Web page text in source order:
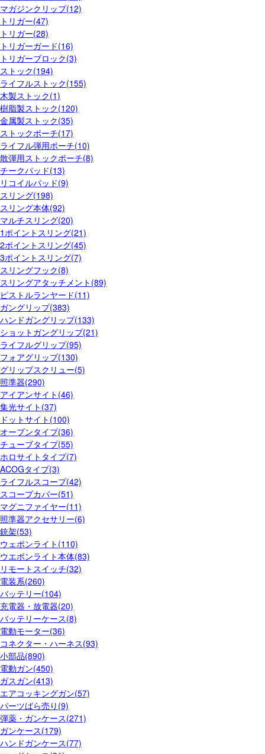
マガジンクリップ(12)
トリガー(47)
トリガー(28)
トリガーガード(16)
トリガーブロック(3)
ストック(194)
ライフルストック(155)
木製ストック(1)
樹脂製ストック(120)
金属製ストック(35)
ストックポーチ(17)
ライフル弾用ポーチ(10)
散弾用ストックポーチ(8)
チークパッド(13)
リコイルパッド(9)
スリング(198)
スリング本体(92)
マルチスリング(20)
1ポイントスリング(21)
2ポイントスリング(45)
3ポイントスリング(7)
スリングフック(8)
スリングアタッチメント(89)
ピストルランヤード(11)
ガングリップ(383)
ハンドガングリップ(133)
ショットガングリップ(21)
ライフルグリップ(95)
フォアグリップ(130)
グリップスクリュー(5)
照準器(290)
アイアンサイト(46)
集光サイト(37)
ドットサイト(100)
オープンタイプ(36)
チューブタイプ(55)
ホロサイトタイプ(7)
ACOGタイプ(3)
ライフルスコープ(42)
スコープカバー(51)
マグニファイヤー(11)
照準器アクセサリー(6)
銃架(53)
ウェポンライト(110)
ウエポンライト本体(83)
リモートスイッチ(32)
電装系(260)
バッテリー(104)
充電器・放電器(20)
バッテリーケース(8)
電動モーター(36)
コネクター・ハーネス(93)
小部品(890)
電動ガン(450)
ガスガン(413)
エアコッキングガン(57)
パーツばら売り(9)
弾薬・ガンケース(271)
ガンケース(179)
ハンドガンケース(77)